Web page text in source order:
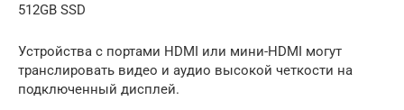
512GB SSD
Устройства с портами HDMI или мини-HDMI могут
транслировать видео и аудио высокой четкости на
подключенный дисплей.